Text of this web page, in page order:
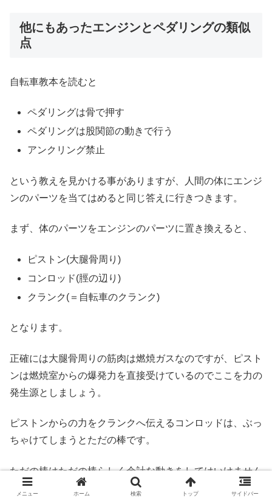
他にもあったエンジンとペダリングの類似
点
自転車教本を読むと
ペダリングは骨で押す
ペダリングは股関節の動きで行う
アンクリング禁止
という教えを見かける事がありますが、人間の体にエンジ
ンのパーツを当てはめると同じ答えに行きつきます。
まず、体のパーツをエンジンのパーツに置き換えると、
ピストン(大腿骨周り)
コンロッド(脛の辺り)
クランク(＝自転車のクランク)
となります。
正確には大腿骨周りの筋肉は燃焼ガスなのですが、ピスト
ンは燃焼室からの爆発力を直接受けているのでここを力の
発生源としましょう。
ピストンからの力をクランクへ伝えるコンロッドは、ぶっ
ちゃけてしまうとただの棒です。
ただの棒はただの棒らしく余計な動きをしてはいけません
し、変形するのもNG。
メニュー ホーム 検索 トップ サイドバー